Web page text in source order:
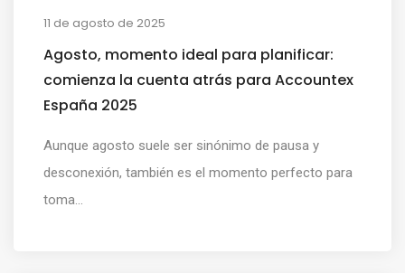
11 de agosto de 2025
Agosto, momento ideal para planificar:
comienza la cuenta atrás para Accountex
España 2025
Aunque agosto suele ser sinónimo de pausa y
desconexión, también es el momento perfecto para
toma...